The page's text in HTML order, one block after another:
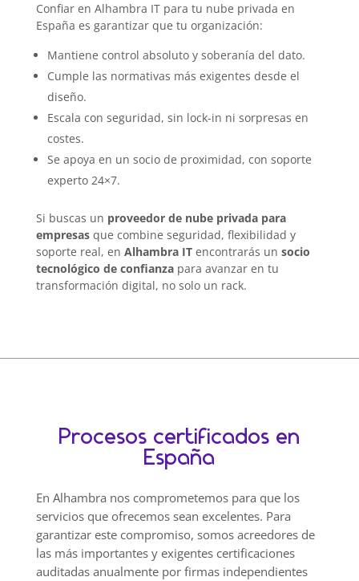
Confiar en Alhambra IT para tu nube privada en
España es garantizar que tu organización:
Mantiene control absoluto y soberanía del dato.
Cumple las normativas más exigentes desde el
diseño.
Escala con seguridad, sin lock-in ni sorpresas en
costes.
Se apoya en un socio de proximidad, con soporte
experto 24×7.
Si buscas un proveedor de nube privada para
empresasque combine seguridad, flexibilidad y
soporte real, en Alhambra ITencontrarás un socio
tecnológico de confianzapara avanzar en tu
transformación digital, no solo un rack.
Procesos certificados en
España
En Alhambra nos comprometemos para que los
servicios que ofrecemos sean excelentes. Para
garantizar este compromiso, somos acreedores de
las más importantes y exigentes certificaciones
auditadas anualmente por firmas independientes